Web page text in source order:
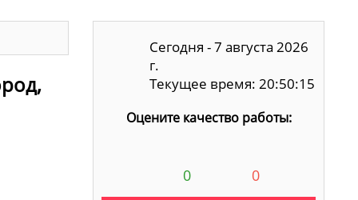
Сегодня - 7 августа 2026
г.
Текущее время: 20:50:16
Оцените качество работы:
0 0